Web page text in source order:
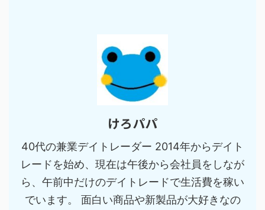
けろパパ
40代の兼業デイトレーダー 2014年からデイト
レードを始め、現在は午後から会社員をしなが
ら、午前中だけのデイトレードで生活費を稼い
でいます。 面白い商品や新製品が大好きなの